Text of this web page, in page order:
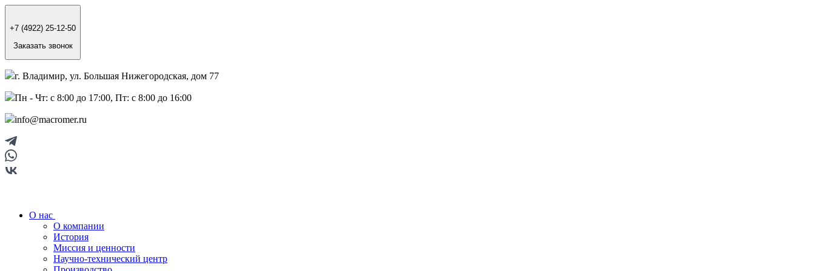
+7 (4922) 25-12-50
Заказать звонок
г. Владимир, ул. Большая Нижегородская, дом 77
Пн - Чт: с 8:00 до 17:00, Пт: с 8:00 до 16:00
info@macromer.ru
О нас
О компании
История
Миссия и ценности
Научно-технический центр